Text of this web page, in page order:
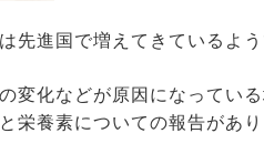
先進国で増えてきているよう
変化などが原因になってい
栄養素についての報告があり